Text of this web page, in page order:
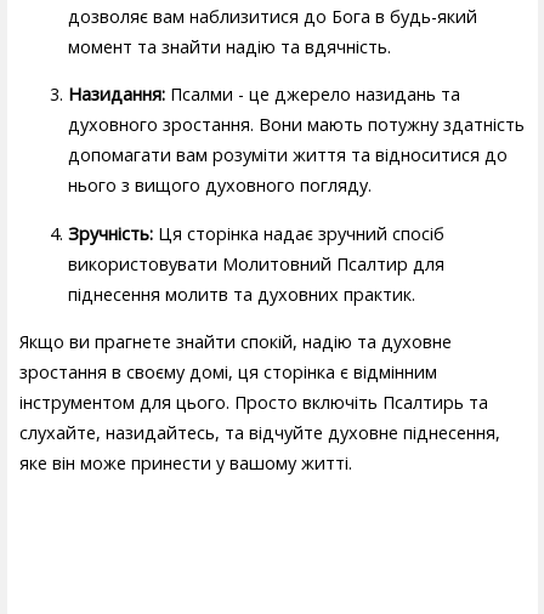
дозволяє вам наблизитися до Бога в будь-який
момент та знайти надію та вдячність.
Назидання: Псалми - це джерело назидань та
духовного зростання. Вони мають потужну здатність
допомагати вам розуміти життя та відноситися до
нього з вищого духовного погляду.
Зручність: Ця сторінка надає зручний спосіб
використовувати Молитовний Псалтир для
піднесення молитв та духовних практик.
Якщо ви прагнете знайти спокій, надію та духовне
зростання в своєму домі, ця сторінка є відмінним
інструментом для цього. Просто включіть Псалтирь та
слухайте, назидайтесь, та відчуйте духовне піднесення,
яке він може принести у вашому житті.